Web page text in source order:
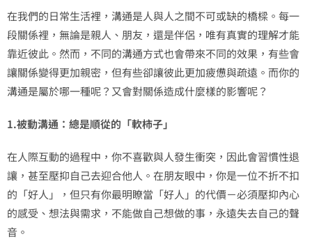
在我們的日常生活裡，溝通是人與人之間不可或缺的橋樑。每一
段關係裡，無論是親人、朋友，還是伴侶，唯有真實的理解才能
靠近彼此。然而，不同的溝通方式也會帶來不同的效果，有些會
讓關係變得更加親密，但有些卻讓彼此更加疲憊與疏遠。而你的
溝通是屬於哪一種呢？又會對關係造成什麼樣的影響呢？
1.被動溝通：總是順從的「軟柿子」
在人際互動的過程中，你不喜歡與人發生衝突，因此會習慣性退
讓，甚至壓抑自己去迎合他人。在朋友眼中，你是一位不折不扣
的「好人」，但只有你最明瞭當「好人」的代價－必須壓抑內心
的感受、想法與需求，不能做自己想做的事，永遠失去自己的聲
音。